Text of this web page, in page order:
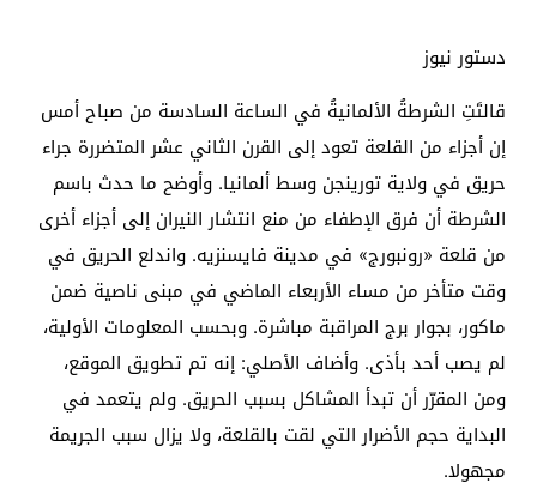
دستور نيوز
قالتَتِ الشرطةُ الألمانيةُ في الساعة السادسة من صباح أمس
إن أجزاء من القلعة تعود إلى القرن الثاني عشر المتضررة جراء
حريق في ولاية تورينجن وسط ألمانيا. وأوضح ما حدث باسم
الشرطة أن فرق الإطفاء من منع انتشار النيران إلى أجزاء أخرى
من قلعة «رونبورج» في مدينة فايسنزيه. واندلع الحريق في
وقت متأخر من مساء الأربعاء الماضي في مبنى ناصية ضمن
ماكور، بجوار برج المراقبة مباشرة. وبحسب المعلومات الأولية،
لم يصب أحد بأذى. وأضاف الأصلي: إنه تم تطويق الموقع،
ومن المقرّر أن تبدأ المشاكل بسبب الحريق. ولم يتعمد في
البداية حجم الأضرار التي لقت بالقلعة، ولا يزال سبب الجريمة
مجهولا.